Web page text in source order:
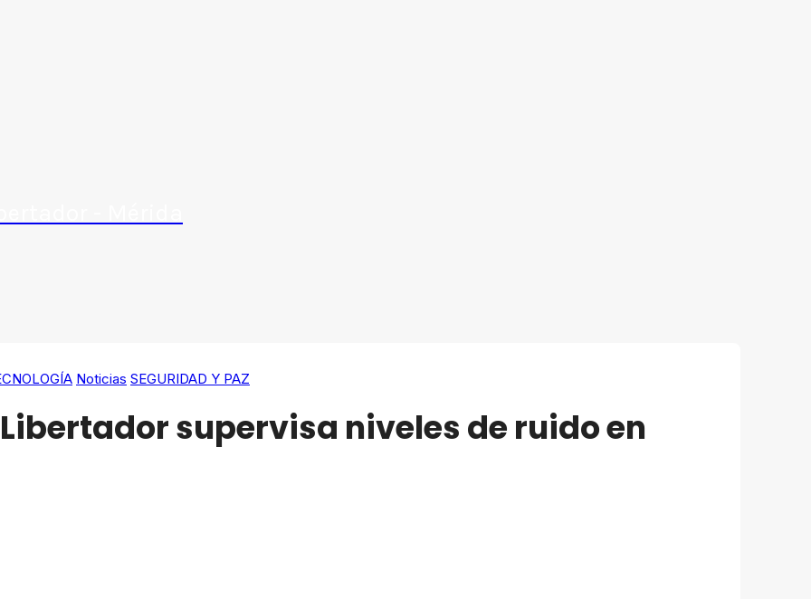
Noticias SEGURIDAD Y PAZ
supervisa niveles de ruido en